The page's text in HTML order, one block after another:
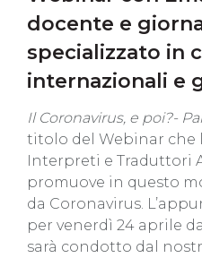
docente e
specializzato in
internazionali e
Il Coronavirus, e poi?-
titolo del Webinar che
Interpreti e Traduttori
promuove in questo
da Coronavirus.
per venerdì 24 aprile
sarà condotto dal